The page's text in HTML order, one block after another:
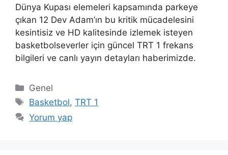
Dünya Kupası elemeleri kapsamında parkeye
çıkan 12 Dev Adam’ın bu kritik mücadelesini
kesintisiz ve HD kalitesinde izlemek isteyen
basketbolseverler için güncel TRT 1 frekans
bilgileri ve canlı yayın detayları haberimizde.
Kategoriler
Genel
Etiketler
Basketbol,TRT 1
Yorum yap